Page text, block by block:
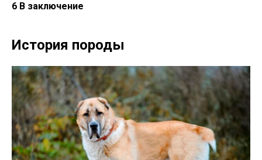
6 В заключение
История породы